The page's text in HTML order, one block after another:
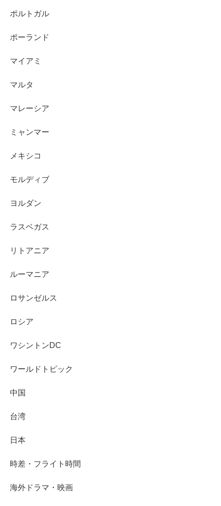
ポルトガル
ポーランド
マイアミ
マルタ
マレーシア
ミャンマー
メキシコ
モルディブ
ヨルダン
ラスベガス
リトアニア
ルーマニア
ロサンゼルス
ロシア
ワシントンDC
ワールドトピック
中国
台湾
日本
時差・フライト時間
海外ドラマ・映画